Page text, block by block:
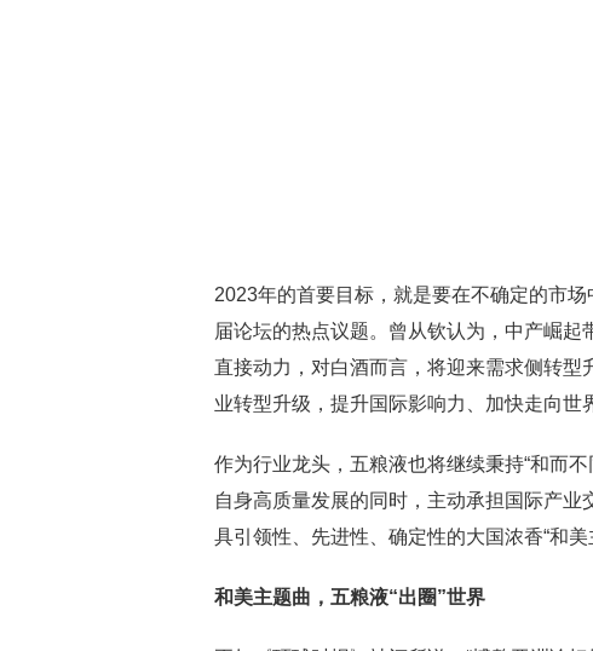
2023年的首要目标，就是要在不确定的市
届论坛的热点议题。曾从钦认为，中产崛
直接动力，对白酒而言，将迎来需求侧转
业转型升级，提升国际影响力、加快走向世
作为行业龙头，五粮液也将继续秉持“和而
自身高质量发展的同时，主动承担国际产
具引领性、先进性、确定性的大国浓香“和美
和美主题曲，五粮液“出圈”世界